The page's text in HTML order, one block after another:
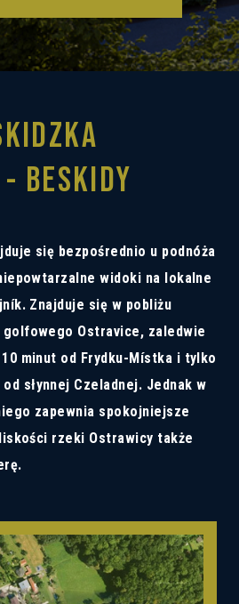
- BESKIDY
się bezpośrednio u podnóża
widoki na lokalne
Znajduje się w pobliżu
Ostravice, zaledwie
minut od Frydku-Místka i tylko
słynnej Czeladnej. Jednak w
zapewnia spokojniejsze
rzeki Ostrawicy także